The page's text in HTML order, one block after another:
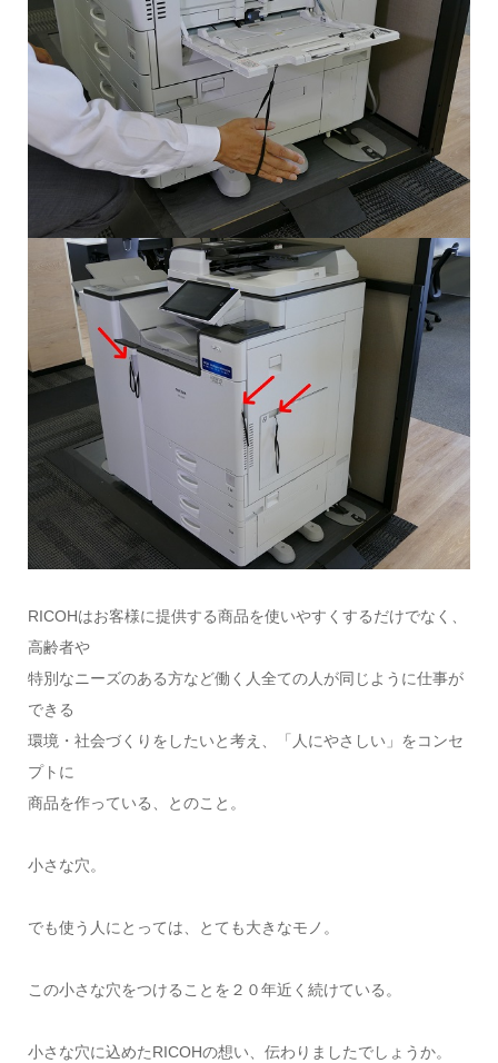
RICOHはお客様に提供する商品を使いやすくするだけでなく、
高齢者や
特別なニーズのある方など働く人全ての人が同じように仕事が
できる
環境・社会づくりをしたいと考え、「人にやさしい」をコンセ
プトに
商品を作っている、とのこと。
小さな穴。
でも使う人にとっては、とても大きなモノ。
この小さな穴をつけることを２０年近く続けている。
小さな穴に込めたRICOHの想い、伝わりましたでしょうか。